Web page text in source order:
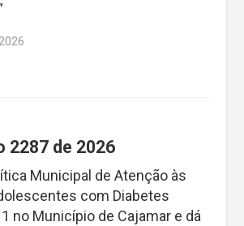
2287 de 2026
Municipal de Atenção às
com Diabetes
no Município de Cajamar e dá